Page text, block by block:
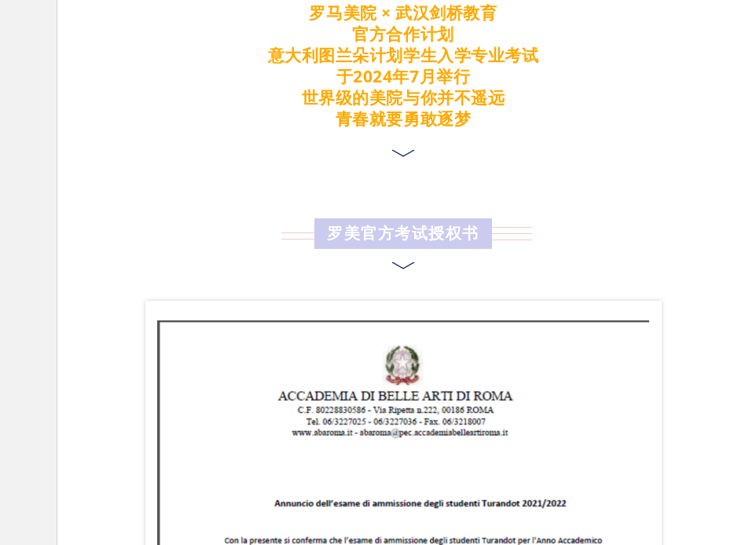
罗马美院 × 武汉剑桥教育
官方合作计划
意大利图兰朵计划学生入学专业考试
于2024年7月举行
世界级的美院与你并不遥远
青春就要勇敢逐梦
罗美官方考试授权书